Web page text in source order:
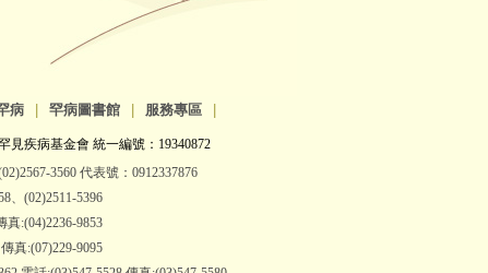
病 罕病圖書館 服務專區
見疾病基金會 統一編號：19340872
3560 代表號：0912337876
、(02)2511-5396
真:(04)2236-9853
真:(07)229-9095